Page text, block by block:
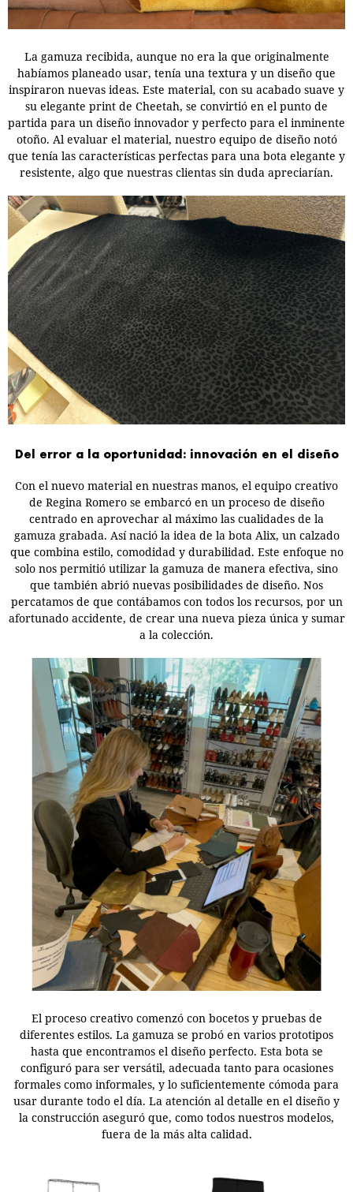
La gamuza recibida, aunque no era la que originalmente
habíamos planeado usar, tenía una textura y un diseño que
inspiraron nuevas ideas. Este material, con su acabado suave y
su elegante print de Cheetah, se convirtió en el punto de
partida para un diseño innovador y perfecto para el inminente
otoño. Al evaluar el material, nuestro equipo de diseño notó
que tenía las características perfectas para una bota elegante y
resistente, algo que nuestras clientas sin duda apreciarían.
Del error a la oportunidad: innovación en el diseño
Con el nuevo material en nuestras manos, el equipo creativo
de Regina Romero se embarcó en un proceso de diseño
centrado en aprovechar al máximo las cualidades de la
gamuza grabada. Así nació la idea de la bota Alix, un calzado
que combina estilo, comodidad y durabilidad. Este enfoque no
solo nos permitió utilizar la gamuza de manera efectiva, sino
que también abrió nuevas posibilidades de diseño. Nos
percatamos de que contábamos con todos los recursos, por un
afortunado accidente, de crear una nueva pieza única y sumar
a la colección.
El proceso creativo comenzó con bocetos y pruebas de
diferentes estilos. La gamuza se probó en varios prototipos
hasta que encontramos el diseño perfecto. Esta bota se
configuró para ser versátil, adecuada tanto para ocasiones
formales como informales, y lo suficientemente cómoda para
usar durante todo el día. La atención al detalle en el diseño y
la construcción aseguró que, como todos nuestros modelos,
fuera de la más alta calidad.